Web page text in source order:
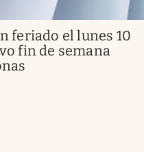
feriado el lunes 10
fin de semana